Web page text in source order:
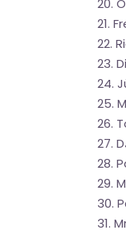
20.
21.
22.
23.
24.
25.
26.
27.
28.
29.
30.
31.